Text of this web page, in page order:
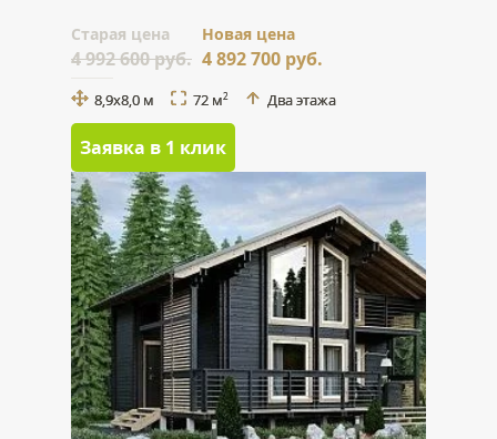
Cтарая цена
4 992 600 руб.
Новая цена
4 892 700 руб.
8,9х8,0 м 72 м2 Два этажа
Заявка в 1 клик